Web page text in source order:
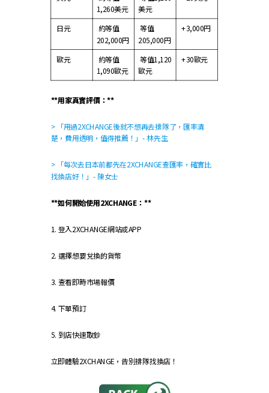
1,260美元
美元
日元
約等值
202,000円
等值
205,000円
+3,000円
歐元
約等值
1,090歐元
等值1,120
歐元
+30歐元
**用家真實評價：**
> 「用過2XCHANGE後就不想再去排隊了，匯率清
楚，費用透明，值得推薦！」- 林先生
> 「每次去日本前都先在2XCHANGE查匯率，確實比
找換店好！」- 陳女士
**如何開始使用2XCHANGE：**
1. 登入2XCHANGE網站或APP
2. 選擇想要兌換的貨幣
3. 查看即時市場報價
4. 下單預訂
5. 到店快速取鈔
立即體驗2XCHANGE，告別排隊找換店！